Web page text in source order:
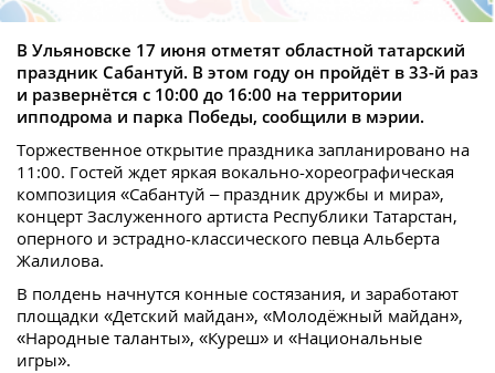
В Ульяновске 17 июня отметят областной татарский
праздник Сабантуй. В этом году он пройдёт в 33-й раз
и развернётся с 10:00 до 16:00 на территории
ипподрома и парка Победы, сообщили в мэрии.
Торжественное открытие праздника запланировано на
11:00. Гостей ждет яркая вокально-хореографическая
композиция «Сабантуй – праздник дружбы и мира»,
концерт Заслуженного артиста Республики Татарстан,
оперного и эстрадно-классического певца Альберта
Жалилова.
В полдень начнутся конные состязания, и заработают
площадки «Детский майдан», «Молодёжный майдан»,
«Народные таланты», «Куреш» и «Национальные
игры».